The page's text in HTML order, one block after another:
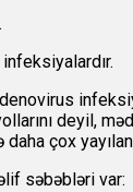
deyil,
çox
səbəbləri var: